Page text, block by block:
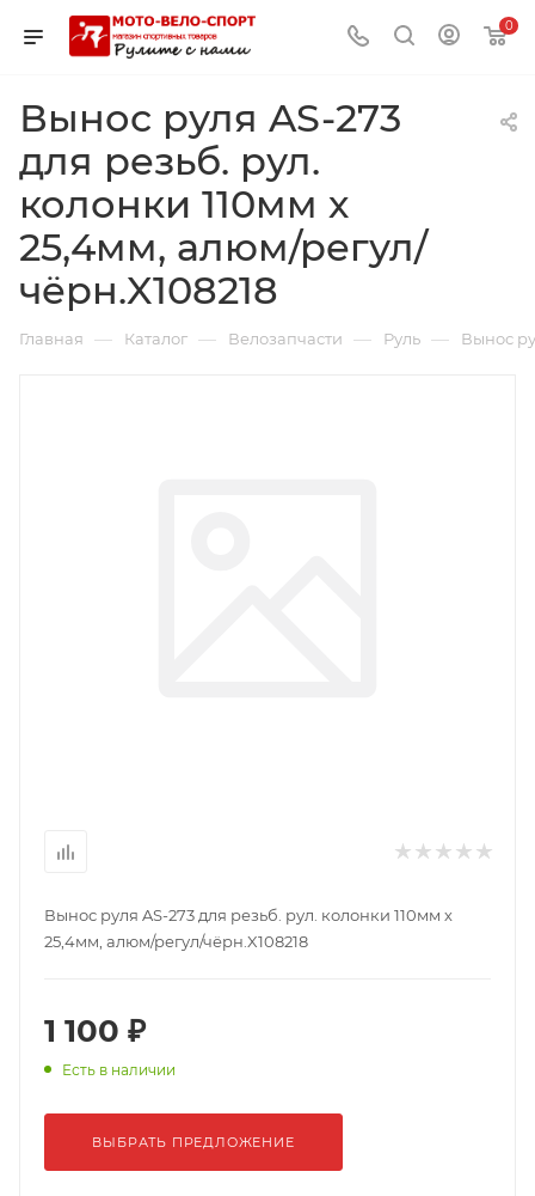
0
Вынос руля AS-273
для резьб. рул.
колонки 110мм х
25,4мм, алюм/регул/
чёрн.X108218
Главная — Каталог — Велозапчасти — Руль — Вынос
Вынос руля AS-273 для резьб. рул. колонки 110мм х
25,4мм, алюм/регул/чёрн.X108218
1 100 ₽
Есть в наличии
ВЫБРАТЬ ПРЕДЛОЖЕНИЕ